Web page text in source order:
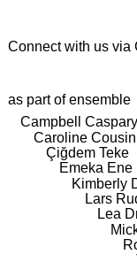
Connect with us via
as part of ensemble
Campbell Caspary
Caroline Cousin
Çiğdem Teke
Emeka Ene
Kimberly
Lars
Lea